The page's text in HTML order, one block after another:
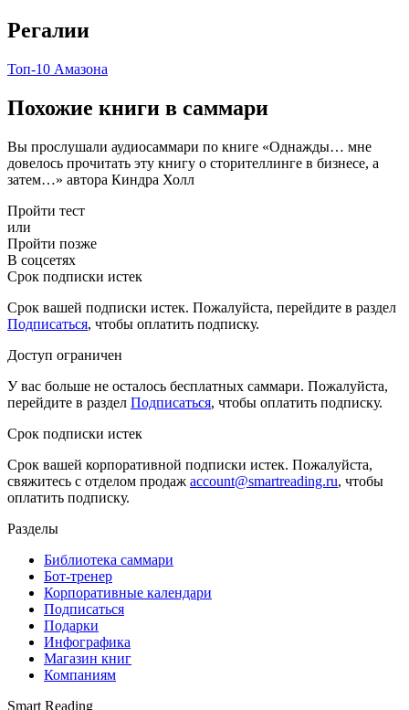
Регалии
Топ-10 Амазона
Похожие книги в саммари
Вы прослушали аудиосаммари по книге «Однажды… мне
довелось прочитать эту книгу о сторителлинге в бизнесе, а
затем…» автора Киндра Холл
Пройти тест
или
Пройти позже
В соцсетях
Срок подписки истек
Срок вашей подписки истек. Пожалуйста, перейдите в раздел
Подписаться, чтобы оплатить подписку.
Доступ ограничен
У вас больше не осталось бесплатных саммари. Пожалуйста,
перейдите в раздел Подписаться, чтобы оплатить подписку.
Срок подписки истек
Срок вашей корпоративной подписки истек. Пожалуйста,
свяжитесь с отделом продаж account@smartreading.ru, чтобы
оплатить подписку.
Разделы
Библиотека саммари
Бот-тренер
Корпоративные календари
Подписаться
Подарки
Инфографика
Магазин книг
Компаниям
Smart Reading